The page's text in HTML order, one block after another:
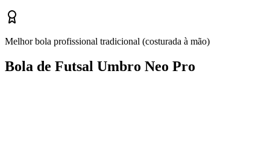
Melhor bola profissional tradicional (costurada à mão)
Bola de Futsal Umbro Neo Pro